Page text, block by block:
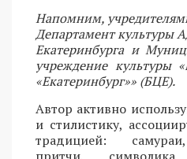
Напомним,
Департамент культуры
Екатеринбурга и
учреждение культуры
«Екатеринбург»» (БЦЕ).
Автор активно
и стилистику,
традицией: